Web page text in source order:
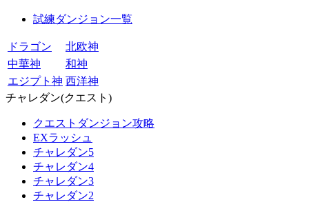
試練ダンジョン一覧
ドラゴン
北欧神
中華神
和神
エジプト神 西洋神
チャレダン(クエスト)
クエストダンジョン攻略
EXラッシュ
チャレダン5
チャレダン4
チャレダン3
チャレダン2